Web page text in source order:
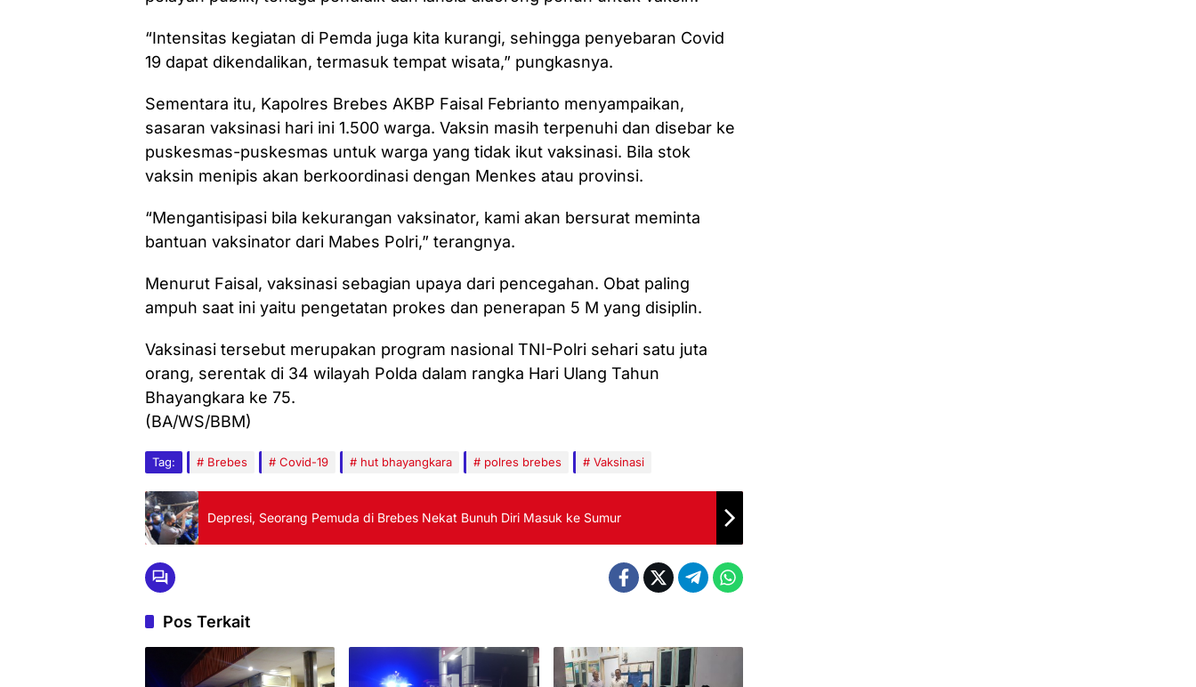
“Intensitas kegiatan di Pemda juga kita kurangi, sehingga penyebaran Covid
19 dapat dikendalikan, termasuk tempat wisata,” pungkasnya.
Sementara itu, Kapolres Brebes AKBP Faisal Febrianto menyampaikan,
sasaran vaksinasi hari ini 1.500 warga. Vaksin masih terpenuhi dan disebar ke
puskesmas-puskesmas untuk warga yang tidak ikut vaksinasi. Bila stok
vaksin menipis akan berkoordinasi dengan Menkes atau provinsi.
“Mengantisipasi bila kekurangan vaksinator, kami akan bersurat meminta
bantuan vaksinator dari Mabes Polri,” terangnya.
Menurut Faisal, vaksinasi sebagian upaya dari pencegahan. Obat paling
ampuh saat ini yaitu pengetatan prokes dan penerapan 5 M yang disiplin.
Vaksinasi tersebut merupakan program nasional TNI-Polri sehari satu juta
orang, serentak di 34 wilayah Polda dalam rangka Hari Ulang Tahun
Bhayangkara ke 75.
(BA/WS/BBM)
Tag: Brebes Covid-19 hut bhayangkara polres brebes Vaksinasi
Depresi, Seorang Pemuda di Brebes Nekat Bunuh Diri Masuk ke Sumur
Pos Terkait